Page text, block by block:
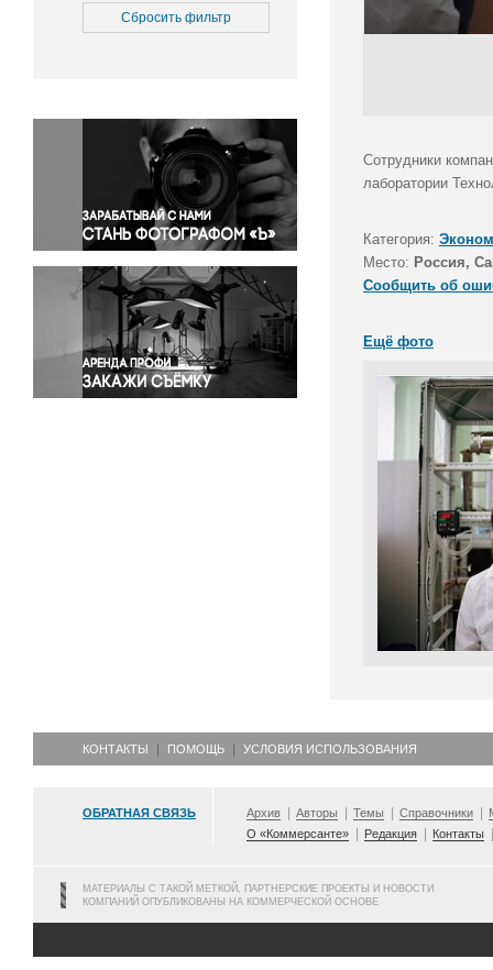
Медицина
Окружающая среда
Политика
Правосудие
Происшествия и конфликты
Религия
Светская жизнь
Спорт
Экология
Экономика и бизнес
Сбросить фильтр
Сотрудники
лаборатории
Категория:
Место: Россия,
Сообщить об
Ещё фото
КОНТАКТЫ ПОМОЩЬ УСЛОВИЯ ИСПОЛЬЗОВАНИЯ
ОБРАТНАЯ СВЯЗЬ Архив Авторы Темы Справочники
О «Коммерсанте»
Редакция Контакты
МАТЕРИАЛЫ С ТАКОЙ МЕТКОЙ, ПАРТНЕРСКИЕ ПРОЕКТЫ И НОВОСТИ
КОМПАНИЙ ОПУБЛИКОВАНЫ НА КОММЕРЧЕСКОЙ ОСНОВЕ